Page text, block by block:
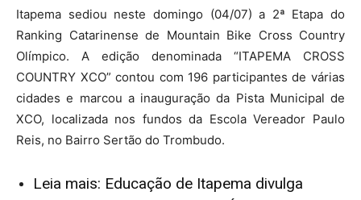
Itapema sediou neste domingo (04/07) a 2ª Etapa do
Ranking Catarinense de Mountain Bike Cross Country
Olímpico. A edição denominada “ITAPEMA CROSS
COUNTRY XCO” contou com 196 participantes de várias
cidades e marcou a inauguração da Pista Municipal de
XCO, localizada nos fundos da Escola Vereador Paulo
Reis, no Bairro Sertão do Trombudo.
Leia mais: Educação de Itapema divulga